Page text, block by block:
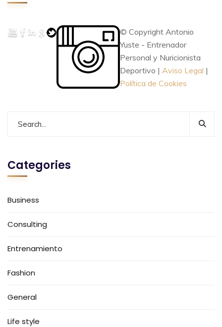
© Copyright Antonio
Yuste - Entrenador
Personal y Nuricionista
Deportivo | Aviso Legal |
Política de Cookies
Categories
Business
Consulting
Entrenamiento
Fashion
General
Life style